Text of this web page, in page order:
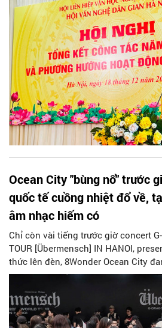
Ocean City "bùng nổ" trước
quốc tế cuồng nhiệt đổ về,
âm nhạc hiếm có
Chỉ còn vài tiếng trước giờ concert G-
TOUR [Übermensch] IN HANOI,
thức lên đèn, 8Wonder Ocean City
sôi động nhất Hà Nội. Dòng người
khắp nơi đều tràn ngập sắc màu,
của hàng chục ngàn fan sẵn sàng
nhạc lịch sử.